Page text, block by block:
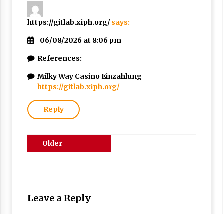
https://gitlab.xiph.org/ says:
06/08/2026 at 8:06 pm
References:
Milky Way Casino Einzahlung
https://gitlab.xiph.org/
Reply
Comments
Older
Leave a Reply